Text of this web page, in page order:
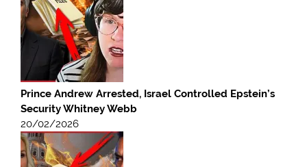
Prince Andrew Arrested, Israel Controlled Epstein’s
Security Whitney Webb
20/02/2026